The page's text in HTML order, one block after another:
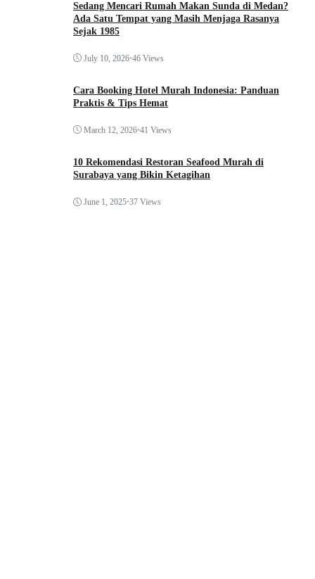
Sedang Mencari Rumah Makan Sunda di Medan?
Ada Satu Tempat yang Masih Menjaga Rasanya
Sejak 1985
July 10, 2026•46 Views
Cara Booking Hotel Murah Indonesia: Panduan
Praktis & Tips Hemat
March 12, 2026•41 Views
10 Rekomendasi Restoran Seafood Murah di
Surabaya yang Bikin Ketagihan
June 1, 2025•37 Views